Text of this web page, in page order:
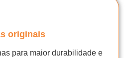
originais
para maior durabilidade e